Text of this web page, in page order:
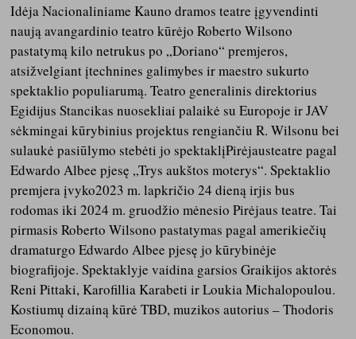
Idėja Nacionaliniame Kauno dramos teatre įgyvendinti
naują avangardinio teatro kūrėjo Roberto Wilsono
pastatymą kilo netrukus po „Doriano“ premjeros,
atsižvelgiant įtechnines galimybes ir maestro sukurto
spektaklio populiarumą. Teatro generalinis direktorius
Egidijus Stancikas nuosekliai palaikė su Europoje ir JAV
sėkmingai kūrybinius projektus rengiančiu R. Wilsonu bei
sulaukė pasiūlymo stebėti jo spektaklįPirėjausteatre pagal
Edwardo Albee pjesę „Trys aukštos moterys“. Spektaklio
premjera įvyko2023 m. lapkričio 24 dieną irjis bus
rodomas iki 2024 m. gruodžio mėnesio Pirėjaus teatre. Tai
pirmasis Roberto Wilsono pastatymas pagal amerikiečių
dramaturgo Edwardo Albee pjesę jo kūrybinėje
biografijoje. Spektaklyje vaidina garsios Graikijos aktorės
Reni Pittaki, Karofillia Karabeti ir Loukia Michalopoulou.
Kostiumų dizainą kūrė TBD, muzikos autorius – Thodoris
Economou.